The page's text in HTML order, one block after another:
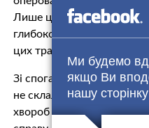
Ми будемо
якщо Ви
нашу
Лише цей перелік
глибокого співчуття, а
цих тpaгедій і бiд?!
Зі спогадів випливає
не склалося. Красень,
хвoроб майбутньої